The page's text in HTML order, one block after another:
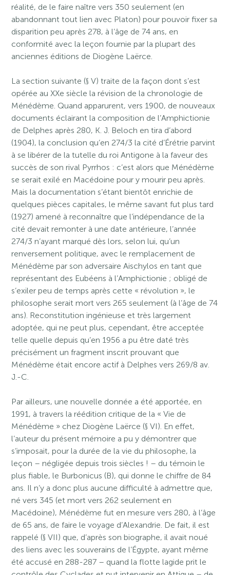
réalité, de le faire naître vers 350 seulement (en
abandonnant tout lien avec Platon) pour pouvoir fixer sa
disparition peu après 278, à l’âge de 74 ans, en
conformité avec la leçon fournie par la plupart des
anciennes éditions de Diogène Laërce.
La section suivante (§ V) traite de la façon dont s’est
opérée au XXe siècle la révision de la chronologie de
Ménédème. Quand apparurent, vers 1900, de nouveaux
documents éclairant la composition de l’Amphictionie
de Delphes après 280, K. J. Beloch en tira d’abord
(1904), la conclusion qu’en 274/3 la cité d’Érétrie parvint
à se libérer de la tutelle du roi Antigone à la faveur des
succès de son rival Pyrrhos : c’est alors que Ménédème
se serait exilé en Macédoine pour y mourir peu après.
Mais la documentation s’étant bientôt enrichie de
quelques pièces capitales, le même savant fut plus tard
(1927) amené à reconnaître que l’indépendance de la
cité devait remonter à une date antérieure, l’année
274/3 n’ayant marqué dès lors, selon lui, qu’un
renversement politique, avec le remplacement de
Ménédème par son adversaire Aischylos en tant que
représentant des Eubéens à l’Amphictionie ; obligé de
s’exiler peu de temps après cette « révolution », le
philosophe serait mort vers 265 seulement (à l’âge de 74
ans). Reconstitution ingénieuse et très largement
adoptée, qui ne peut plus, cependant, être acceptée
telle quelle depuis qu’en 1956 a pu être daté très
précisément un fragment inscrit prouvant que
Ménédème était encore actif à Delphes vers 269/8 av.
J.-C.
Par ailleurs, une nouvelle donnée a été apportée, en
1991, à travers la réédition critique de la « Vie de
Ménédème » chez Diogène Laërce (§ VI). En effet,
l’auteur du présent mémoire a pu y démontrer que
s’imposait, pour la durée de la vie du philosophe, la
leçon – négligée depuis trois siècles ! – du témoin le
plus fiable, le Burbonicus (B), qui donne le chiffre de 84
ans. Il n’y a donc plus aucune difficulté à admettre que,
né vers 345 (et mort vers 262 seulement en
Macédoine), Ménédème fut en mesure vers 280, à l’âge
de 65 ans, de faire le voyage d’Alexandrie. De fait, il est
rappelé (§ VII) que, d’après son biographe, il avait noué
des liens avec les souverains de l’Égypte, ayant même
été accusé en 288-287 – quand la flotte lagide prit le